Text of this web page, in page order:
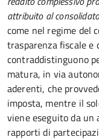
attribuito al
come nel regime del
trasparenza fiscale e
contraddistinguono
matura, in via
aderenti, che
imposta, mentre il
viene eseguito da
rapporti di